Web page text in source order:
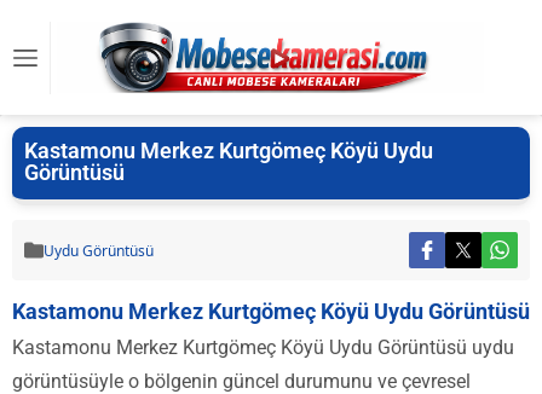
Kastamonu Merkez Kurtgömeç Köyü Uydu
Görüntüsü
Uydu Görüntüsü
Kastamonu Merkez Kurtgömeç Köyü Uydu Görüntüsü
Kastamonu Merkez Kurtgömeç Köyü Uydu Görüntüsü uydu
görüntüsüyle o bölgenin güncel durumunu ve çevresel